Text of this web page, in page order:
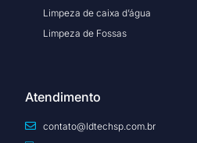
Limpeza de caixa d’água
Limpeza de Fossas
Atendimento
contato@ldtechsp.com.br